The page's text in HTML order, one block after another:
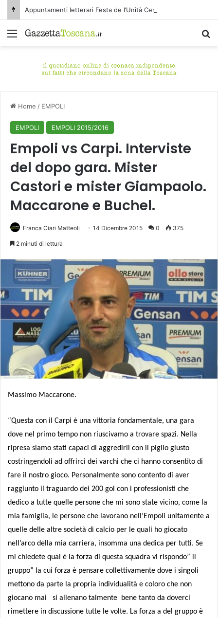
Appuntamenti letterari Festa de l’Unità Certaldo
Menu
Home / EMPOLI
EMPOLI EMPOLI 2015/2016
Empoli vs Carpi. Interviste
del dopo gara. Mister
Castori e mister Giampaolo.
Maccarone e Buchel.
Franca Ciari Matteoli 14 Dicembre 2015 0 375
2 minuti di lettura
Massimo Maccarone.
“Questa con il Carpi è una vittoria fondamentale, una gara
dove nel primo tempo non riuscivamo a trovare spazi. Nella
ripresa siamo stati capaci di aggredirli con il piglio giusto
costringendoli ad offrirci dei varchi che ci hanno consentito di
fare il nostro gioco. Personalmente sono contento di aver
raggiunto il traguardo dei 200 gol con i professionisti che
dedico a tutte quelle persone che mi sono state vicino, come la
mia famiglia, le persone che lavorano nell’Empoli unitamente a
quelle delle altre società di calcio per le quali ho giocato
nell’arco della mia carriera, insomma una dedica per tutti. Se
mi chiedete qual è la forza di questa squadra vi rispondo” il
gruppo” la cui forza è pensare collettivamente dove i singoli
mettono da parte la propria individualità e coloro che non
giocano mai si allenano talmente bene tanto da doverci
rimettere in discussione tutte le volte. La forza a del gruppo è